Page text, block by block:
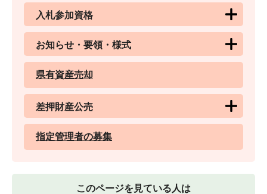
入札参加資格
お知らせ・要領・様式
県有資産売却
差押財産公売
指定管理者の募集
このページを見ている人は